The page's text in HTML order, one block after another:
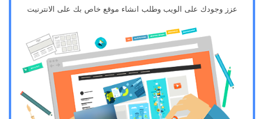
عزز وجودك على الويب وطلب انشاء موقع خاص بك على الانترنيت